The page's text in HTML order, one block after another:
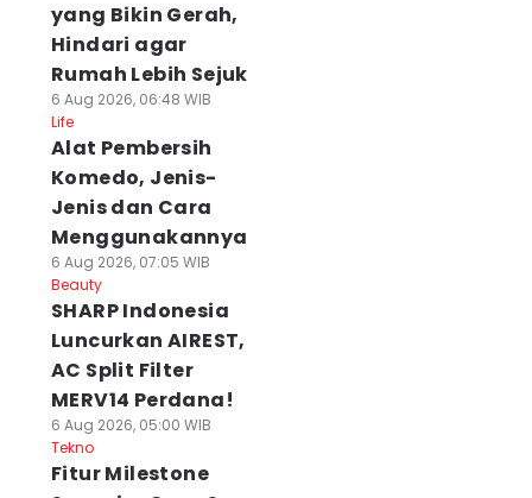
yang Bikin Gerah,
Hindari agar
Rumah Lebih Sejuk
6 Aug 2026, 06:48 WIB
Life
Alat Pembersih
Komedo, Jenis-
Jenis dan Cara
Menggunakannya
6 Aug 2026, 07:05 WIB
Beauty
SHARP Indonesia
Luncurkan AIREST,
AC Split Filter
MERV14 Perdana!
6 Aug 2026, 05:00 WIB
Tekno
Fitur Milestone